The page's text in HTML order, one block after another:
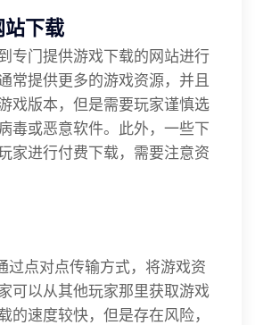
站下载
专门提供游戏下载的网站进行
常提供更多的游戏资源，并且
戏版本，但是需要玩家谨慎选
毒或恶意软件。此外，一些下
家进行付费下载，需要注意资
过点对点传输方式，将游戏资
可以从其他玩家那里获取游戏
的速度较快，但是存在风险，